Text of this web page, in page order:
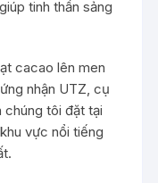
tinh thần sảng
cacao lên men
nhận UTZ, cụ
tôi đặt tại
vực nổi tiếng